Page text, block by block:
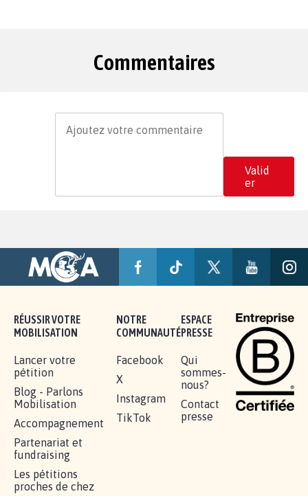
Commentaires
Valid
er
RÉUSSIR VOTRE
MOBILISATION
Lancer votre
pétition
Blog - Parlons
Mobilisation
Accompagnement
Partenariat et
fundraising
Les pétitions
proches de chez
NOTRE
COMMUNAUTÉ
Facebook
X
Instagram
TikTok
ESPACE
PRESSE
Qui
sommes-
nous?
Contact
presse